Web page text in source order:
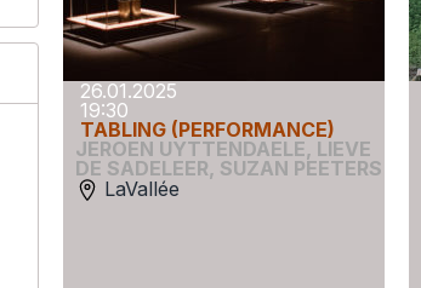
26.01.2025
19:30
TABLING (PERFORMANCE)
JEROEN UYTTENDAELE, LIEVE
DE SADELEER, SUZAN PEETERS
LaVallée